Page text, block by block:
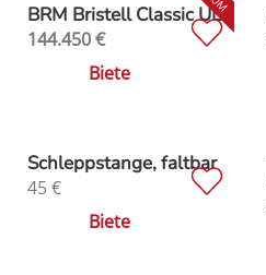
BRM Bristell Classic UL
144.450€
Biete
Schleppstange, faltbar
45€
Biete